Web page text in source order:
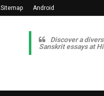
Sitemap Android
Discover a
Sanskrit essays at